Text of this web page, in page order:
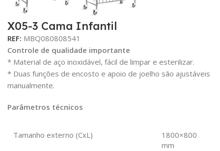
X05-3 Cama Infantil
REF: MBQ080808541
Controle de qualidade importante
* Material de aço inoxidável, fácil de limpar e esterilizar.
* Duas funções de encosto e apoio de joelho são ajustáveis
manualmente.
Parâmetros técnicos
Tamanho externo (CxL)
1800×800
mm